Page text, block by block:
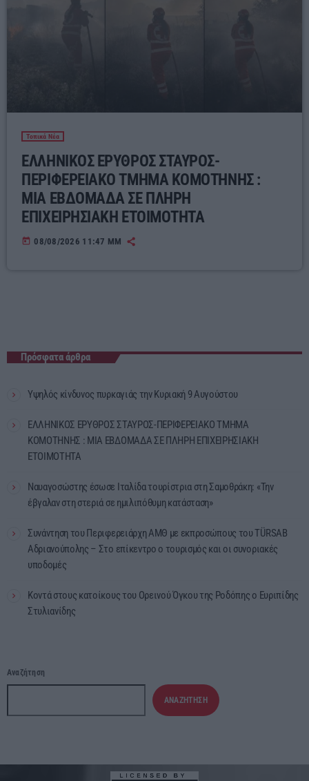
Τοπικά Νέα
ΕΛΛΗΝΙΚΟΣ ΕΡΥΘΡΟΣ ΣΤΑΥΡΟΣ-
ΠΕΡΙΦΕΡΕΙΑΚΟ ΤΜΗΜΑ ΚΟΜΟΤΗΝΗΣ :
ΜΙΑ ΕΒΔΟΜΑΔΑ ΣΕ ΠΛΗΡΗ
ΕΠΙΧΕΙΡΗΣΙΑΚΗ ΕΤΟΙΜΟΤΗΤΑ
today 08/08/2026 11:47 ΜΜ
Πρόσφατα άρθρα
Υψηλός κίνδυνος πυρκαγιάς την Κυριακή 9 Αυγούστου
ΕΛΛΗΝΙΚΟΣ ΕΡΥΘΡΟΣ ΣΤΑΥΡΟΣ-ΠΕΡΙΦΕΡΕΙΑΚΟ ΤΜΗΜΑ
ΚΟΜΟΤΗΝΗΣ : ΜΙΑ ΕΒΔΟΜΑΔΑ ΣΕ ΠΛΗΡΗ ΕΠΙΧΕΙΡΗΣΙΑΚΗ
ΕΤΟΙΜΟΤΗΤΑ
Ναυαγοσώστης έσωσε Ιταλίδα τουρίστρια στη Σαμοθράκη: «Την
έβγαλαν στη στεριά σε ημιλιπόθυμη κατάσταση»
Συνάντηση του Περιφερειάρχη ΑΜΘ με εκπροσώπους του TÜRSAB
Αδριανούπολης – Στο επίκεντρο ο τουρισμός και οι συνοριακές
υποδομές
Κοντά στους κατοίκους του Ορεινού Όγκου της Ροδόπης ο Ευριπίδης
Στυλιανίδης
Αναζήτηση
ΑΝΑΖΉΤΗΣΗ